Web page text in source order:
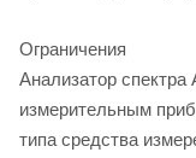
Ограничения
Анализатор спектра
измерительным
типа средства